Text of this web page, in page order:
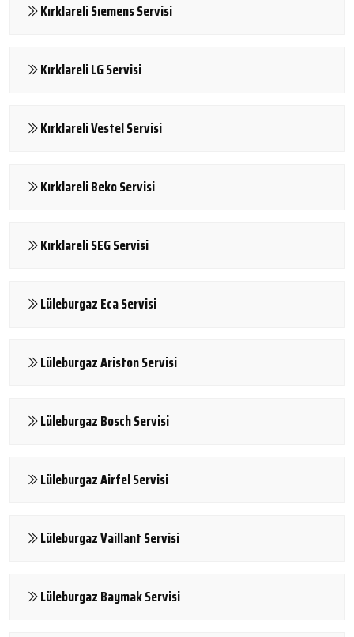
Kırklareli Sıemens Servisi
Kırklareli LG Servisi
Kırklareli Vestel Servisi
Kırklareli Beko Servisi
Kırklareli SEG Servisi
Lüleburgaz Eca Servisi
Lüleburgaz Ariston Servisi
Lüleburgaz Bosch Servisi
Lüleburgaz Airfel Servisi
Lüleburgaz Vaillant Servisi
Lüleburgaz Baymak Servisi